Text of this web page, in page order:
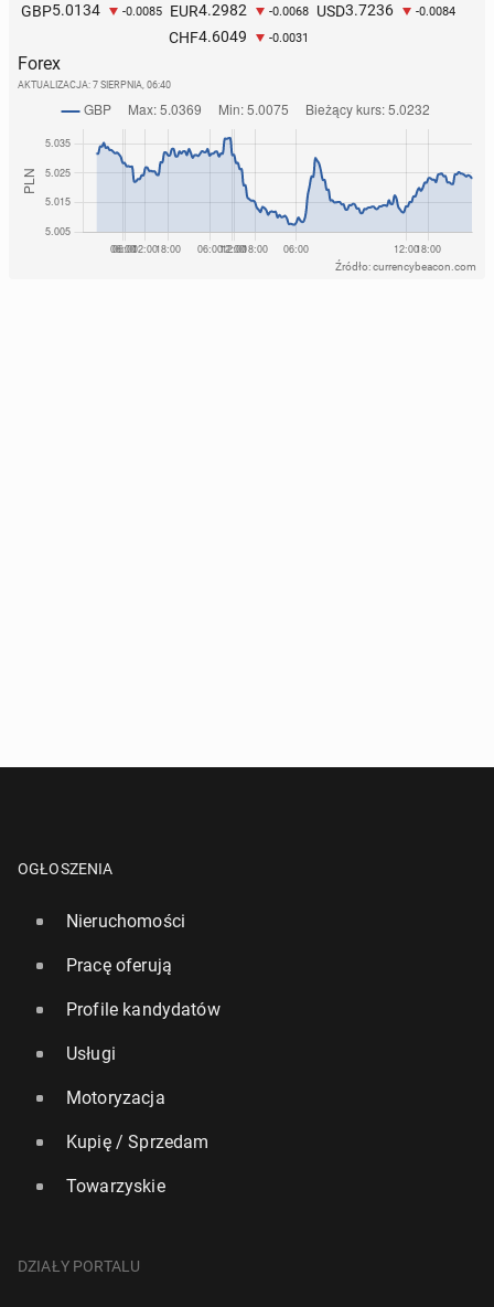
GBP5.0134 -0.0085 EUR4.2982 -0.0068 USD3.7236 -0.0084
CHF4.6049 -0.0031
Forex
AKTUALIZACJA: 7 SIERPNIA, 06:40
Źródło: currencybeacon.com
OGŁOSZENIA
Nieruchomości
Pracę oferują
Profile kandydatów
Usługi
Motoryzacja
Kupię / Sprzedam
Towarzyskie
DZIAŁY PORTALU